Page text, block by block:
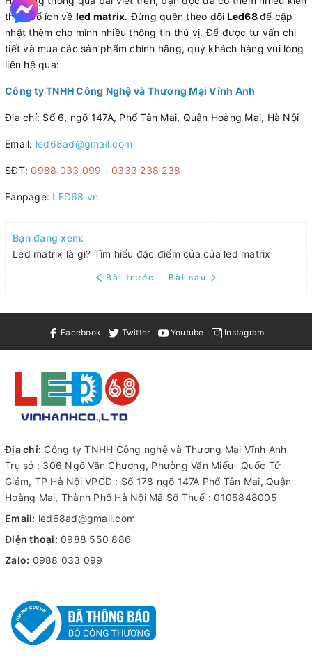
thức bổ ích về led matrix. Đừng quên theo dõi Led68để cập
nhật thêm cho mình nhiều thông tin thú vị. Để được tư vấn chi
tiết và mua các sản phẩm chính hãng, quý khách hàng vui lòng
liên hệ qua:
Công ty TNHH Công Nghệ và Thương Mại Vĩnh Anh
Địa chỉ: Số 6, ngõ 147A, Phố Tân Mai, Quận Hoàng Mai, Hà Nội
Email: led68ad@gmail.com
SĐT:0988 033 099 - 0333 238 238
Fanpage: LED68.vn
Bạn đang xem:
Led matrix là gì? Tìm hiểu đặc điểm của của led matrix
Bài trước Bài sau
Facebook Twitter Youtube Instagram
Địa chỉ: Công ty TNHH Công nghệ và Thương Mại Vĩnh Anh
Trụ sở : 306 Ngõ Văn Chương, Phường Văn Miếu- Quốc Tử
Giám, TP Hà Nội VPGD : Số 178 ngõ 147A Phố Tân Mai, Quận
Hoàng Mai, Thành Phố Hà Nội Mã Số Thuế : 0105848005
Email: led68ad@gmail.com
Điện thoại: 0988 550 886
Zalo: 0988 033 099